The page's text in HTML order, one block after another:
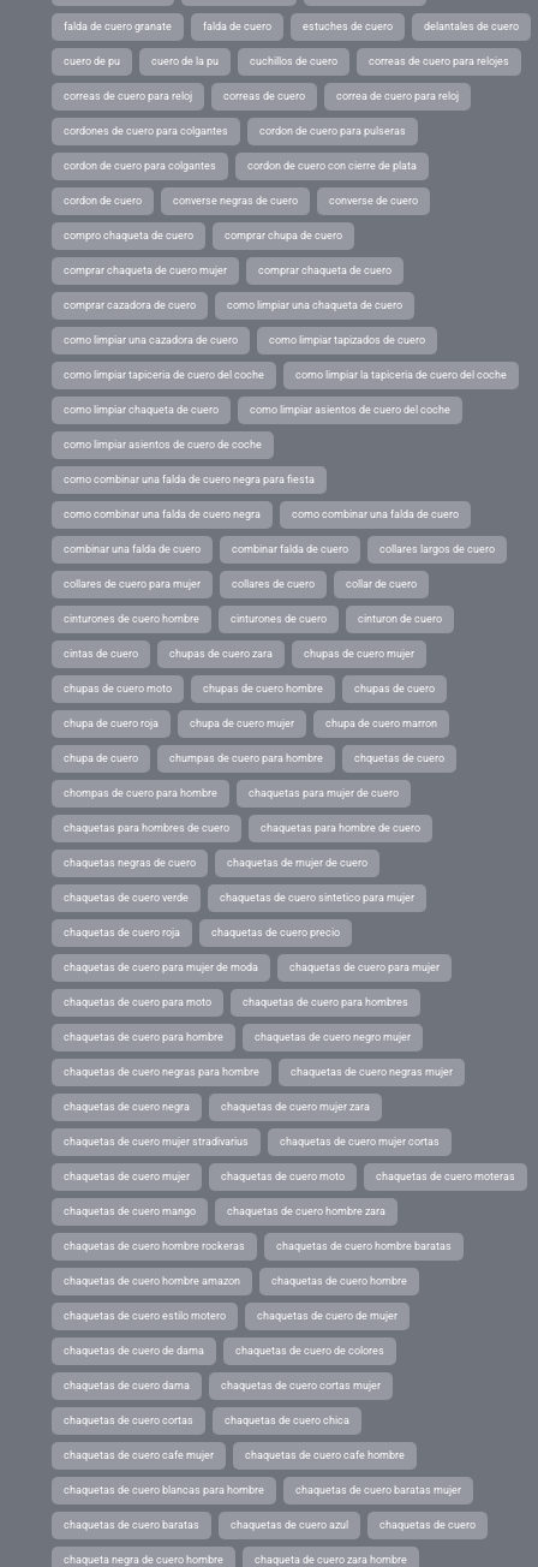
falda de cuero granate falda de cuero estuches de cuero delantales de cuero
cuero de pu cuero de la pu cuchillos de cuero correas de cuero para relojes
correas de cuero para reloj correas de cuero correa de cuero para reloj
cordones de cuero para colgantes cordon de cuero para pulseras
cordon de cuero para colgantes cordon de cuero con cierre de plata
cordon de cuero converse negras de cuero converse de cuero
compro chaqueta de cuero comprar chupa de cuero
comprar chaqueta de cuero mujer comprar chaqueta de cuero
comprar cazadora de cuero como limpiar una chaqueta de cuero
como limpiar una cazadora de cuero como limpiar tapizados de cuero
como limpiar tapiceria de cuero del coche como limpiar la tapiceria de cuero del coche
como limpiar chaqueta de cuero como limpiar asientos de cuero del coche
como limpiar asientos de cuero de coche
como combinar una falda de cuero negra para fiesta
como combinar una falda de cuero negra como combinar una falda de cuero
combinar una falda de cuero combinar falda de cuero collares largos de cuero
collares de cuero para mujer collares de cuero collar de cuero
cinturones de cuero hombre cinturones de cuero cinturon de cuero
cintas de cuero chupas de cuero zara chupas de cuero mujer
chupas de cuero moto chupas de cuero hombre chupas de cuero
chupa de cuero roja chupa de cuero mujer chupa de cuero marron
chupa de cuero chumpas de cuero para hombre chquetas de cuero
chompas de cuero para hombre chaquetas para mujer de cuero
chaquetas para hombres de cuero chaquetas para hombre de cuero
chaquetas negras de cuero chaquetas de mujer de cuero
chaquetas de cuero verde chaquetas de cuero sintetico para mujer
chaquetas de cuero roja chaquetas de cuero precio
chaquetas de cuero para mujer de moda chaquetas de cuero para mujer
chaquetas de cuero para moto chaquetas de cuero para hombres
chaquetas de cuero para hombre chaquetas de cuero negro mujer
chaquetas de cuero negras para hombre chaquetas de cuero negras mujer
chaquetas de cuero negra chaquetas de cuero mujer zara
chaquetas de cuero mujer stradivarius chaquetas de cuero mujer cortas
chaquetas de cuero mujer chaquetas de cuero moto chaquetas de cuero moteras
chaquetas de cuero mango chaquetas de cuero hombre zara
chaquetas de cuero hombre rockeras chaquetas de cuero hombre baratas
chaquetas de cuero hombre amazon chaquetas de cuero hombre
chaquetas de cuero estilo motero chaquetas de cuero de mujer
chaquetas de cuero de dama chaquetas de cuero de colores
chaquetas de cuero dama chaquetas de cuero cortas mujer
chaquetas de cuero cortas chaquetas de cuero chica
chaquetas de cuero cafe mujer chaquetas de cuero cafe hombre
chaquetas de cuero blancas para hombre chaquetas de cuero baratas mujer
chaquetas de cuero baratas chaquetas de cuero azul chaquetas de cuero
chaqueta negra de cuero hombre chaqueta de cuero zara hombre